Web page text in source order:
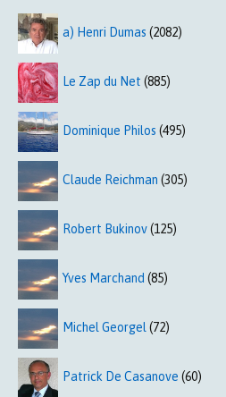
a) Henri Dumas (2082)
Le Zap du Net (885)
Dominique Philos (495)
Claude Reichman (305)
Robert Bukinov(125)
Yves Marchand (85)
Michel Georgel (72)
Patrick De Casanove (60)